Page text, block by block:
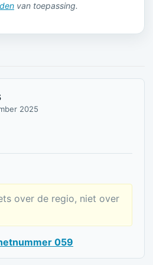
van toepassing.
2025
over de regio, niet over
059